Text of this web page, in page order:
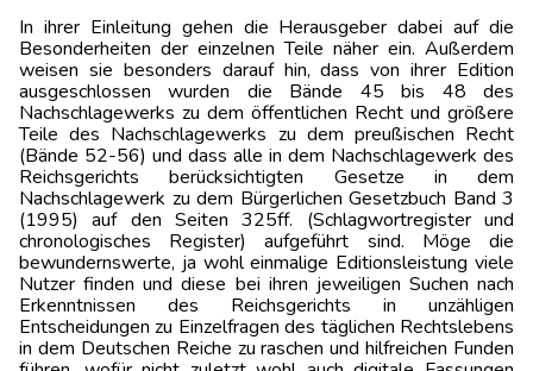
In ihrer Einleitung gehen die Herausgeber dabei auf die
Besonderheiten der einzelnen Teile näher ein. Außerdem
weisen sie besonders darauf hin, dass von ihrer Edition
ausgeschlossen wurden die Bände 45 bis 48 des
Nachschlagewerks zu dem öffentlichen Recht und größere
Teile des Nachschlagewerks zu dem preußischen Recht
(Bände 52-56) und dass alle in dem Nachschlagewerk des
Reichsgerichts berücksichtigten Gesetze in dem
Nachschlagewerk zu dem Bürgerlichen Gesetzbuch Band 3
(1995) auf den Seiten 325ff. (Schlagwortregister und
chronologisches Register) aufgeführt sind. Möge die
bewundernswerte, ja wohl einmalige Editionsleistung viele
Nutzer finden und diese bei ihren jeweiligen Suchen nach
Erkenntnissen des Reichsgerichts in unzähligen
Entscheidungen zu Einzelfragen des täglichen Rechtslebens
in dem Deutschen Reiche zu raschen und hilfreichen Funden